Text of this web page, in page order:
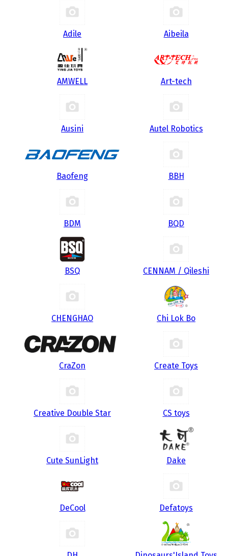
Adile Aibeila
AMWELL Art-tech
Ausini Autel Robotics
Baofeng BBH
BDM BQD
BSQ CENNAM / Qileshi
CHENGHAO Chi Lok Bo
CraZon Create Toys
Creative Double Star CS toys
Cute SunLight Dake
DeCool Defatoys